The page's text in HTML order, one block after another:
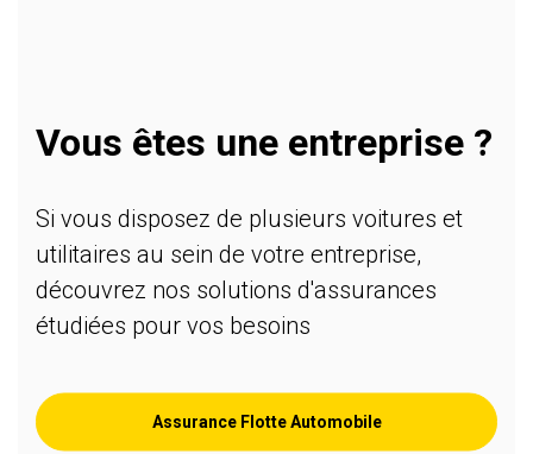
Vous êtes une entreprise ?
Si vous disposez de plusieurs voitures et
utilitaires au sein de votre entreprise,
découvrez nos solutions d'assurances
étudiées pour vos besoins
Assurance Flotte Automobile